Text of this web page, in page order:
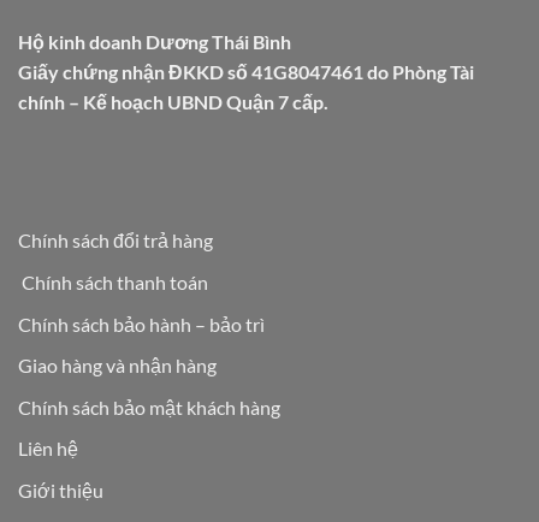
Hộ kinh doanh Dương Thái Bình
Giấy chứng nhận ĐKKD số 41G8047461 do Phòng Tài
chính – Kế hoạch UBND Quận 7 cấp.
Chính sách đổi trả hàng
Chính sách thanh toán
Chính sách bảo hành – bảo trì
Giao hàng và nhận hàng
Chính sách bảo mật khách hàng
Liên hệ
Giới thiệu